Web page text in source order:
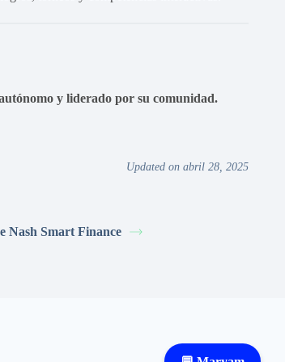
y liderado por su comunidad.
Updated on abril 28, 2025
Nash Smart Finance